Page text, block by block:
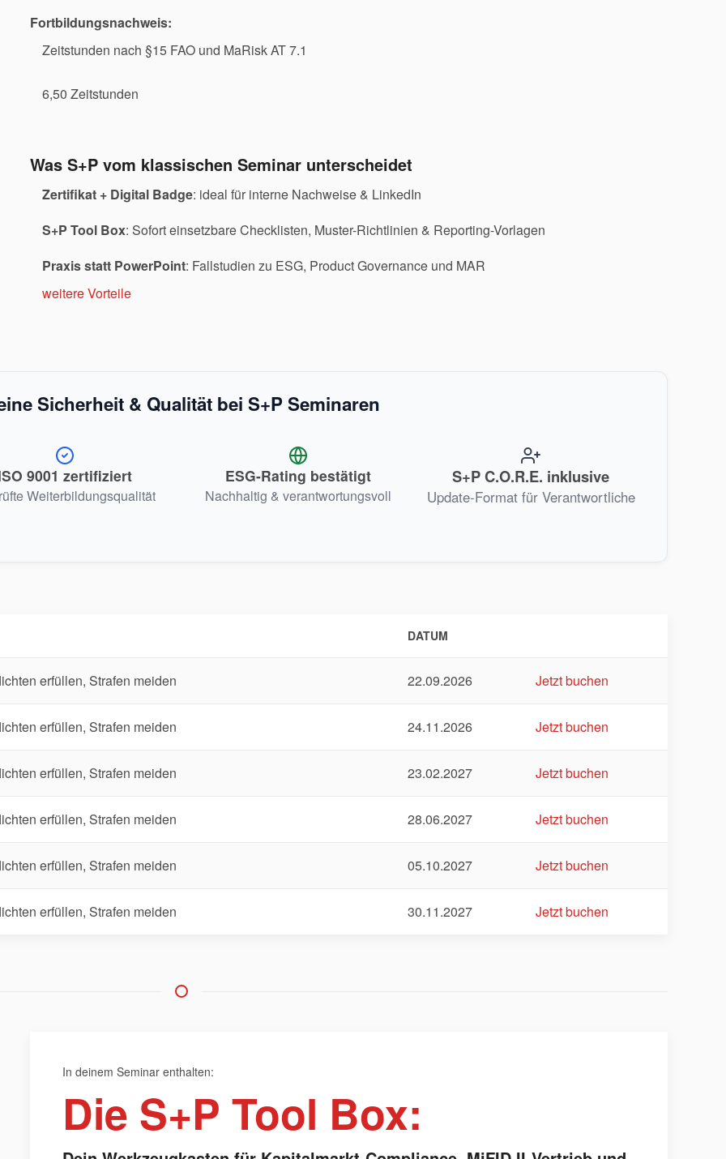
Fortbildungsnachweis:
Zeitstunden nach §15 FAO und MaRisk AT 7.1
6,50 Zeitstunden
Was S+P vom klassischen Seminar unterscheidet
Zertifikat + Digital Badge: ideal für interne Nachweise & LinkedIn
S+P Tool Box: Sofort einsetzbare Checklisten, Muster-Richtlinien & Reporting-Vorlagen
Praxis statt PowerPoint: Fallstudien zu ESG, Product Governance und MAR
weitere Vorteile
Sicherheit & Qualität bei S+P Seminaren
9001 zertifiziert
Weiterbildungsqualität
ESG-Rating bestätigt
Nachhaltig & verantwortungsvoll
S+P C.O.R.E. inklusive
Update-Format für Verantwortliche
DATUM
erfüllen, Strafen meiden 22.09.2026 Jetzt buchen
erfüllen, Strafen meiden 24.11.2026 Jetzt buchen
erfüllen, Strafen meiden 23.02.2027 Jetzt buchen
erfüllen, Strafen meiden 28.06.2027 Jetzt buchen
erfüllen, Strafen meiden 05.10.2027 Jetzt buchen
erfüllen, Strafen meiden 30.11.2027 Jetzt buchen
In deinem Seminar enthalten:
Die S+P Tool Box: